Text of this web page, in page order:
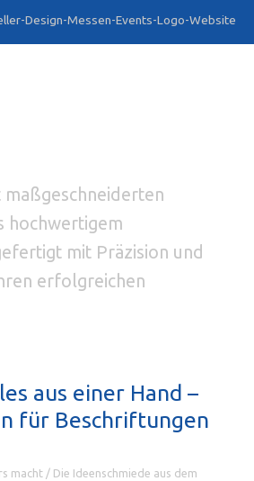
maßgeschneiderten
hochwertigem
mit Präzision und
erfolgreichen
aus einer Hand –
für Beschriftungen
macht / Die Ideenschmiede aus dem